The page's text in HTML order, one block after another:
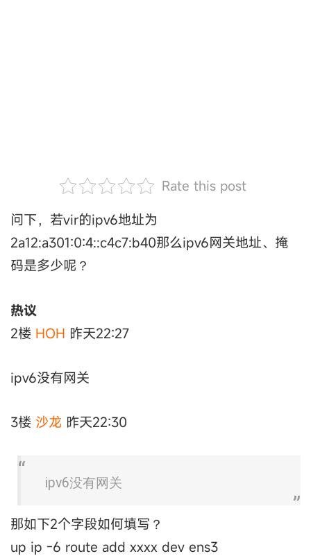
Rate this post
问下，若vir的ipv6地址为
2a12:a301:0:4::c4c7:b40那么ipv6网关地址、掩
码是多少呢？
热议
2楼 HOH 昨天22:27
ipv6没有网关
3楼 沙龙 昨天22:30
ipv6没有网关
那如下2个字段如何填写？
up ip -6 route add xxxx dev ens3